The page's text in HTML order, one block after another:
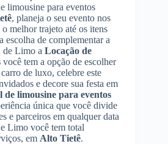
limousine para eventos
, planeja o seu evento nos
melhor trajeto até os itens
escolha de complementar a
de Limo a Locação de
você tem a opção de escolher
de luxo, celebre este
e decore sua festa em
de limousine para eventos
única que você divide
e parceiros em qualquer data
Limo você tem total
em Alto Tietê.